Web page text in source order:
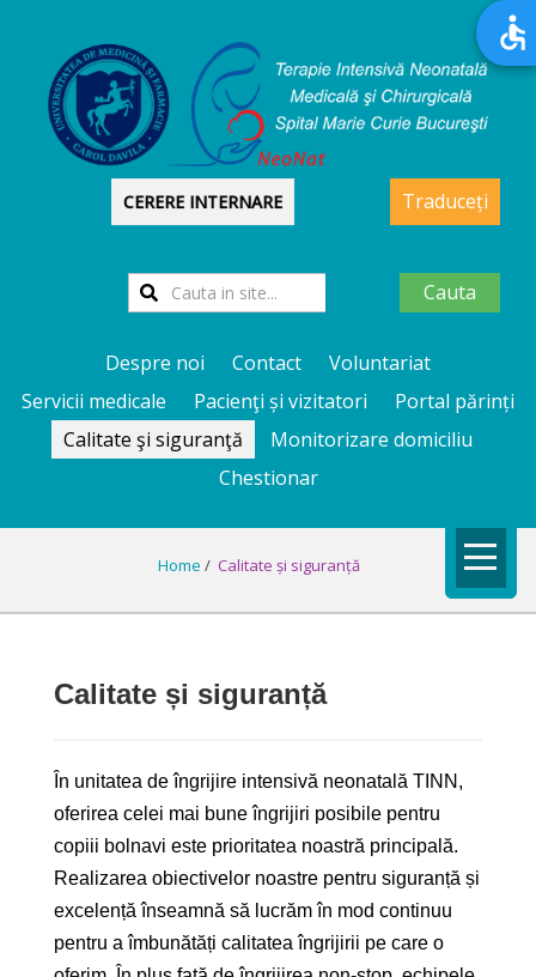
CERERE INTERNARE
Cauta
Traduceți
Despre noi Contact
Voluntariat
Servicii medicale
Pacienţi și vizitatori
Portal părinți
Calitate şi siguranţă
Monitorizare domiciliu
Chestionar
Home / Calitate și siguranță
Calitate și siguranță
În unitatea de îngrijire intensivă neonatală TINN,
oferirea celei mai bune îngrijiri posibile pentru
copiii bolnavi este prioritatea noastră principală.
Realizarea obiectivelor noastre pentru siguranță și
excelență înseamnă să lucrăm în mod continuu
pentru a îmbunătăți calitatea îngrijirii pe care o